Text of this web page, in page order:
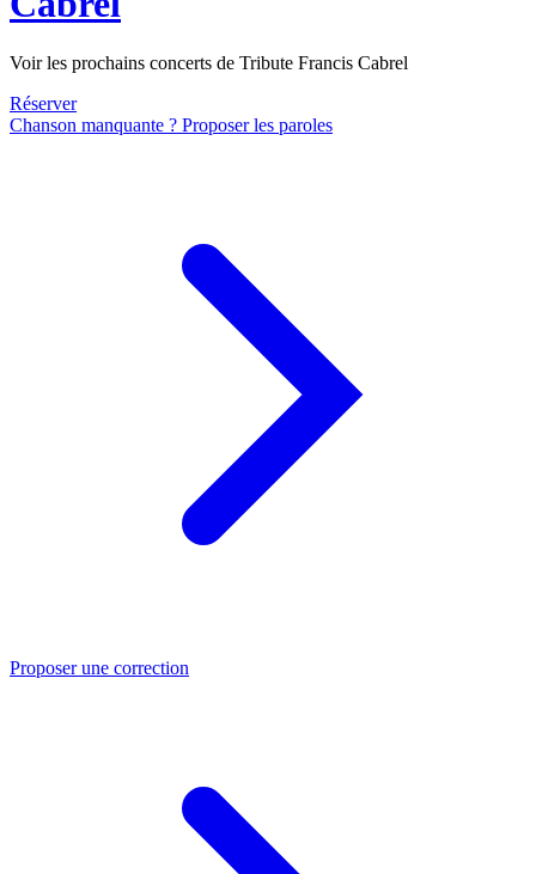
Voir les prochains concerts de Tribute Francis Cabrel
Réserver
Chanson manquante ? Proposer les paroles
Proposer une correction